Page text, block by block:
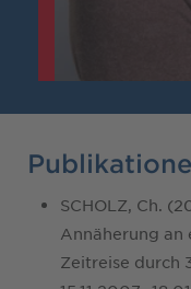
SCHOLZ, Ch.
Annäherung an
Zeitreise durch